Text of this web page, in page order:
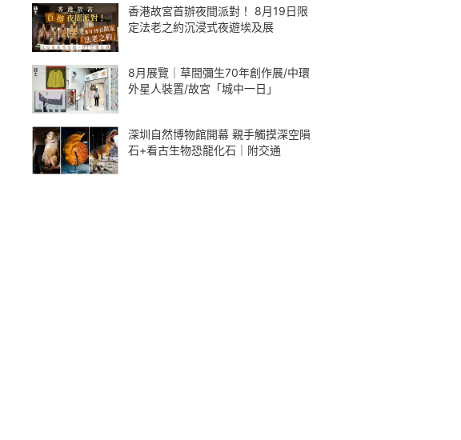
香港故宮首辦夜間派對！ 8月19日限
定法老之約沉浸式夜遊埃及展
8月展覽｜草間彌生70年創作展/中環
外星人裝置/故宮「城中一日」
深圳自然博物館開幕 親手觸摸深空隕
石+看古生物恐龍化石｜附交通